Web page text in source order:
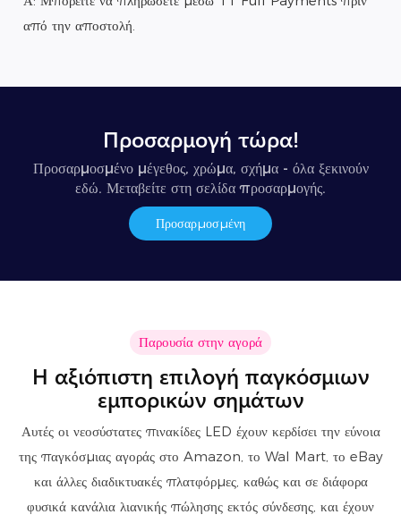
από την αποστολή.
Προσαρμογή τώρα!
Προσαρμοσμένο μέγεθος, χρώμα, σχήμα - όλα ξεκινούν
εδώ. Μεταβείτε στη σελίδα προσαρμογής.
Προσαρμοσμένη
Παρουσία στην αγορά
Η αξιόπιστη επιλογή παγκόσμιων
εμπορικών σημάτων
Αυτές οι νεοσύστατες πινακίδες LED έχουν κερδίσει την εύνοια
της παγκόσμιας αγοράς στο Amazon, το Wal Mart, το eBay
και άλλες διαδικτυακές πλατφόρμες, καθώς και σε διάφορα
φυσικά κανάλια λιανικής πώλησης εκτός σύνδεσης, και έχουν